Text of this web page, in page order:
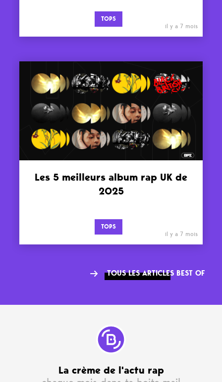
TOPS
il y a 7 mois
Les 5 meilleurs album rap UK de
2025
TOPS
il y a 7 mois
TOUS LES ARTICLES BEST OF
La crème de l'actu rap